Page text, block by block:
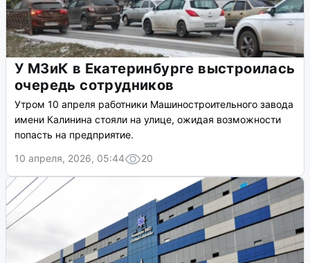
У МЗиК в Екатеринбурге выстроилась
очередь сотрудников
Утром 10 апреля работники Машиностроительного завода
имени Калинина стояли на улице, ожидая возможности
попасть на предприятие.
10 апреля, 2026, 05:44
20